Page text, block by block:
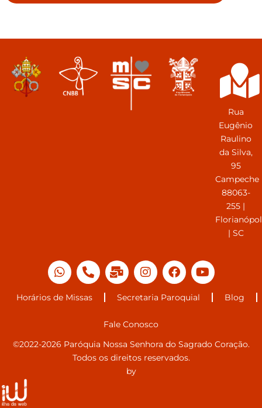
Rua
Eugênio
Raulino
da Silva,
95
Campeche
88063-
255 |
| SC
Horários de Missas Secretaria Paroquial Blog
Fale Conosco
©2022-2026 Paróquia Nossa Senhora do Sagrado Coração.
Todos os direitos reservados.
by